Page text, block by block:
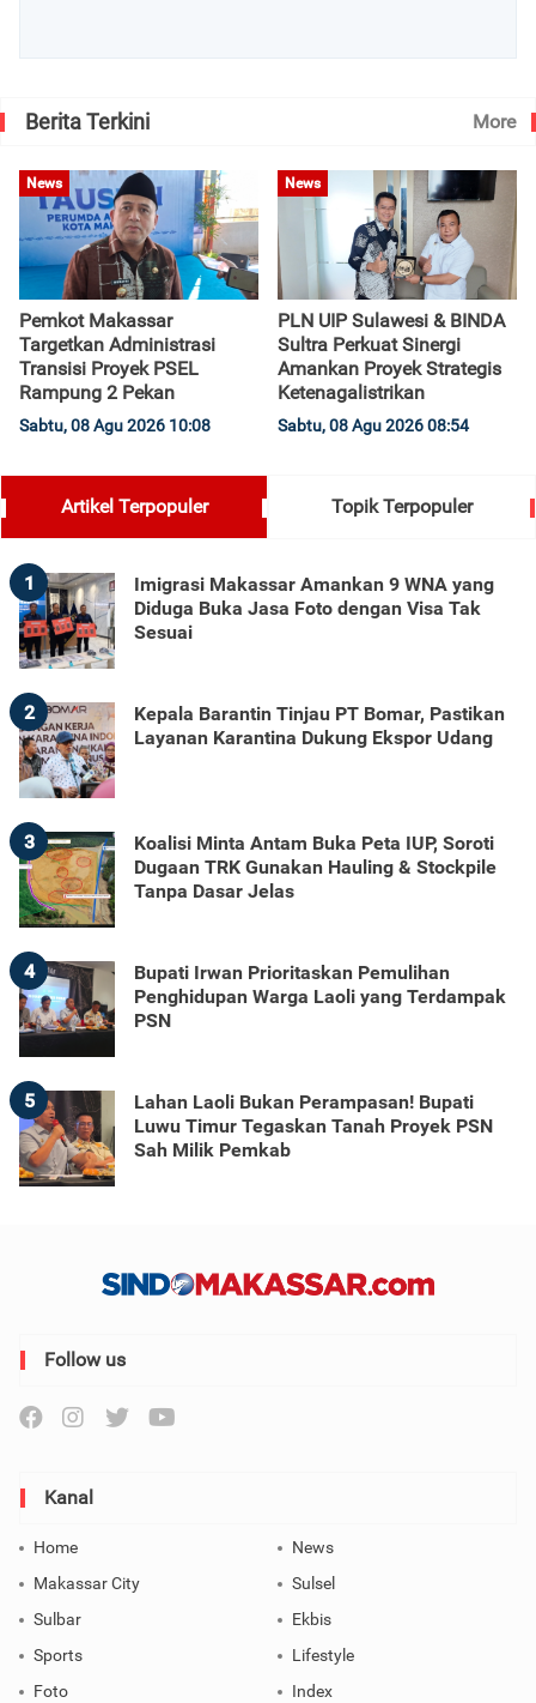
Berita Terkini More
News
Pemkot Makassar
Targetkan Administrasi
Transisi Proyek PSEL
Rampung 2 Pekan
Sabtu, 08 Agu 2026 10:08
News
PLN UIP Sulawesi & BINDA
Sultra Perkuat Sinergi
Amankan Proyek Strategis
Ketenagalistrikan
Sabtu, 08 Agu 2026 08:54
Artikel Terpopuler Topik Terpopuler
1
Imigrasi Makassar Amankan 9 WNA yang
Diduga Buka Jasa Foto dengan Visa Tak
Sesuai
2
Kepala Barantin Tinjau PT Bomar, Pastikan
Layanan Karantina Dukung Ekspor Udang
3
Koalisi Minta Antam Buka Peta IUP, Soroti
Dugaan TRK Gunakan Hauling & Stockpile
Tanpa Dasar Jelas
4
Bupati Irwan Prioritaskan Pemulihan
Penghidupan Warga Laoli yang Terdampak
PSN
5
Lahan Laoli Bukan Perampasan! Bupati
Luwu Timur Tegaskan Tanah Proyek PSN
Sah Milik Pemkab
Follow us
Kanal
Home
News
Makassar City
Sulsel
Sulbar
Ekbis
Sports
Lifestyle
Foto
Index